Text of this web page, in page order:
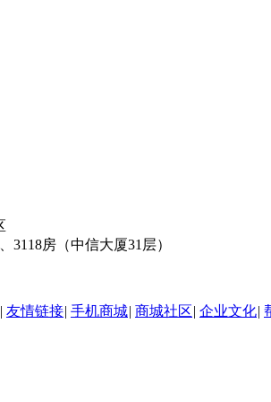
3118房（中信大厦31层）
| 友情链接| 手机商城| 商城社区| 企业文化|